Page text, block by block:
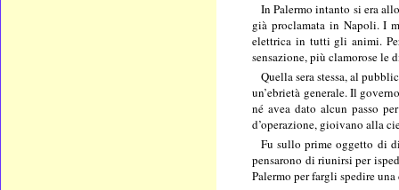
In Palermo intanto si era
già proclamata in Napoli. I
elettrica in tutti gli animi.
sensazione, più clamorose le
Quella sera stessa, al
un’ebrietà generale. Il
né avea dato alcun passo
d’operazione, gioivano alla
Fu sullo prime oggetto di
pensarono di riunirsi per
Palermo per fargli spedire